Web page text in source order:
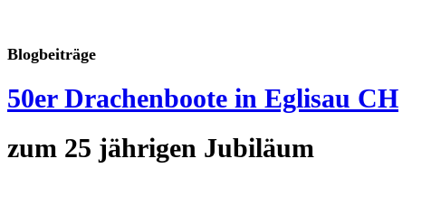
Blogbeiträge
50er Drachenboote in Eglisau CH
zum 25 jährigen Jubiläum